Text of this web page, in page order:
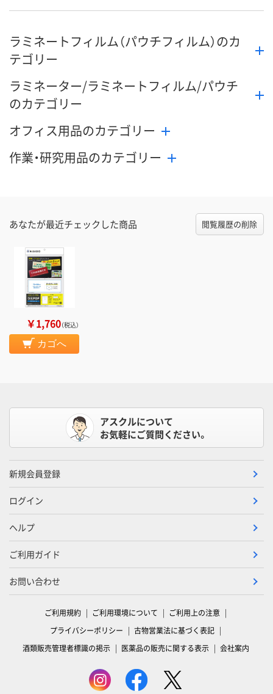
ラミネートフィルム（パウチフィルム）のカ
テゴリー
ラミネーター/ラミネートフィルム/パウチ
のカテゴリー
オフィス用品のカテゴリー
作業・研究用品のカテゴリー
あなたが最近チェックした商品 閲覧履歴の削除
￥1,760（税込）
カゴへ
アスクルについて
お気軽にご質問ください。
新規会員登録
ログイン
ヘルプ
ご利用ガイド
お問い合わせ
ご利用規約 ご利用環境について
ご利用上の注意
プライバシーポリシー
古物営業法に基づく表記
酒類販売管理者標識の掲示
医薬品の販売に関する表示 会社案内